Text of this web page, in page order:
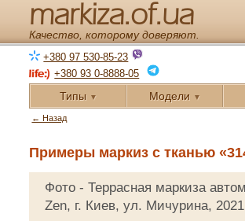
markiza.of.ua
Качество, которому доверяют.
+380 97 530-85-23
+380 93 0-8888-05
Типы ▼ Модели ▼
← Назад
Примеры маркиз с тканью
Фото - Террасная маркиза
Zen, г. Киев, ул. Мичурина, 2021